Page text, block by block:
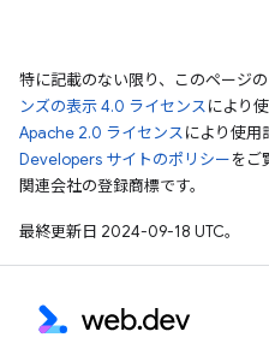
特に記載のない限り、このページ
ンズの表示 4.0 ライセンスにより
Apache 2.0 ライセンスにより使用
Developers サイトのポリシーをご
関連会社の登録商標です。
最終更新日 2024-09-18 UTC。